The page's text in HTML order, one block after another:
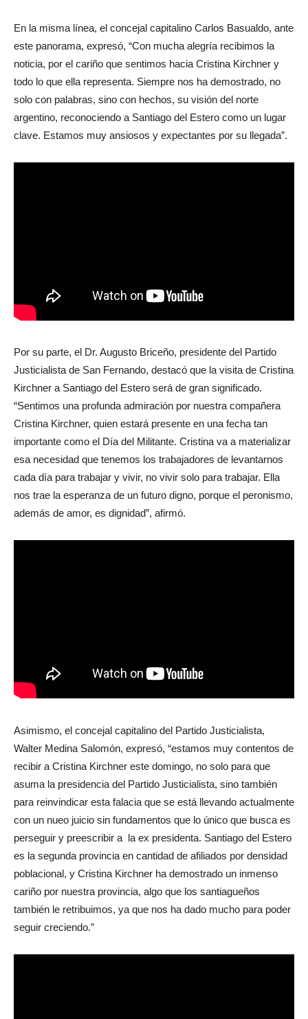
En la misma línea, el concejal capitalino Carlos Basualdo, ante
este panorama, expresó, “Con mucha alegría recibimos la
noticia, por el cariño que sentimos hacia Cristina Kirchner y
todo lo que ella representa. Siempre nos ha demostrado, no
solo con palabras, sino con hechos, su visión del norte
argentino, reconociendo a Santiago del Estero como un lugar
clave. Estamos muy ansiosos y expectantes por su llegada”.
Por su parte, el Dr. Augusto Briceño, presidente del Partido
Justicialista de San Fernando, destacó que la visita de Cristina
Kirchner a Santiago del Estero será de gran significado.
“Sentimos una profunda admiración por nuestra compañera
Cristina Kirchner, quien estará presente en una fecha tan
importante como el Día del Militante. Cristina va a materializar
esa necesidad que tenemos los trabajadores de levantarnos
cada día para trabajar y vivir, no vivir solo para trabajar. Ella
nos trae la esperanza de un futuro digno, porque el peronismo,
además de amor, es dignidad”, afirmó.
Asimismo, el concejal capitalino del Partido Justicialista,
Walter Medina Salomón, expresó, “estamos muy contentos de
recibir a Cristina Kirchner este domingo, no solo para que
asuma la presidencia del Partido Justicialista, sino también
para reinvindicar esta falacia que se está llevando actualmente
con un nueo juicio sin fundamentos que lo único que busca es
perseguir y preescribir a la ex presidenta. Santiago del Estero
es la segunda provincia en cantidad de afiliados por densidad
poblacional, y Cristina Kirchner ha demostrado un inmenso
cariño por nuestra provincia, algo que los santiagueños
también le retribuimos, ya que nos ha dado mucho para poder
seguir creciendo.”